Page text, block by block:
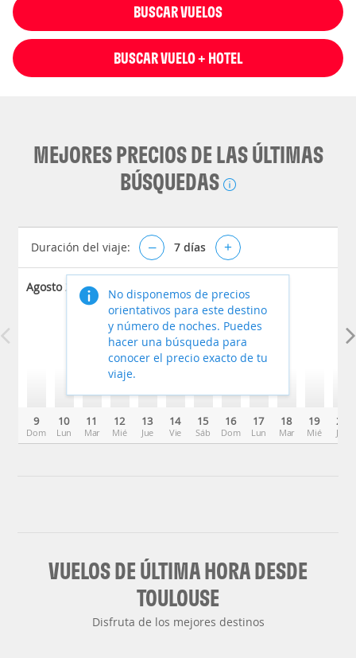
BUSCAR VUELOS
BUSCAR VUELO + HOTEL
MEJORES PRECIOS DE LAS ÚLTIMAS
BÚSQUEDAS
Duración del viaje: – 7 días +
Agosto 2026
9
Dom
10
Lun
11
Mar
12
Mié
13
Jue
14
Vie
15
Sáb
16
Dom
17
Lun
18
Mar
19
Mié
20
Jue
No disponemos de precios
orientativos para este destino
y número de noches. Puedes
hacer una búsqueda para
conocer el precio exacto de tu
viaje.
VUELOS DE ÚLTIMA HORA DESDE
TOULOUSE
Disfruta de los mejores destinos